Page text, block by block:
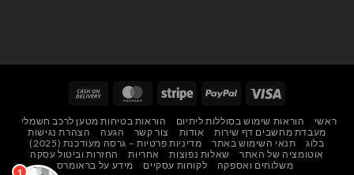
Visa
PayPal
Stripe
MasterCard
Delivery
ראשי הוראות שימוש בסוללות ליתיום
הוראות בטיחות מטען לרכב חשמלי
מעבדת מחשבים דף שירות
אודות צור קשר הגעה
הצהרת נגישות
בלוג
תנאי השימוש באתר
מדיניות פרטיות – גרסה מעודכנת (2025)
אוטומציה של האתר
שאלות נפוצות אחריות
החזרות וביטול עסקה
משלוחים ואספקה
לקוחות עסקיים מידע על בראומרס